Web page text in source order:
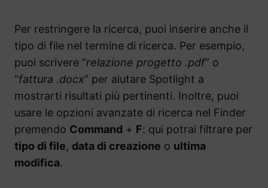
Per restringere la ricerca, puoi inserire anche il
tipo di file nel termine di ricerca. Per esempio,
puoi scrivere “relazione progetto .pdf” o
“fattura .docx” per aiutare Spotlight a
mostrarti risultati più pertinenti. Inoltre, puoi
usare le opzioni avanzate di ricerca nel Finder
premendo Command + F: qui potrai filtrare per
tipo di file, data di creazione o ultima
modifica.